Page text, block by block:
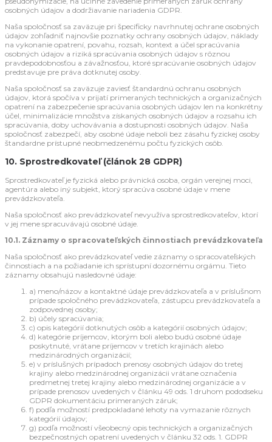
osobných údajov a dodržiavanie nariadenia GDPR.
Naša spoločnosť sa zaväzuje pri špecificky navrhnutej ochrane osobných
údajov zohľadniť najnovšie poznatky ochrany osobných údajov, náklady
na vykonanie opatrení, povahu, rozsah, kontext a účel spracúvania
osobných údajov a riziká spracúvania osobných údajov s rôznou
pravdepodobnosťou a závažnosťou, ktoré spracúvanie osobných údajov
predstavuje pre práva dotknutej osoby.
Naša spoločnosť sa zaväzuje zaviesť štandardnú ochranu osobných
údajov, ktorá spočíva v prijatí primeraných technických a organizačných
opatrení na zabezpečenie spracúvania osobných údajov len na konkrétny
účel, minimalizácie množstva získaných osobných údajov a rozsahu ich
spracúvania, doby uchovávania a dostupnosti osobných údajov. Naša
spoločnosť zabezpečí, aby osobné údaje neboli bez zásahu fyzickej osoby
štandardne prístupné neobmedzenému počtu fyzických osôb.
10. Sprostredkovateľ (článok 28 GDPR)
Sprostredkovateľ je fyzická alebo právnická osoba, orgán verejnej moci,
agentúra alebo iný subjekt, ktorý spracúva osobné údaje v mene
prevádzkovateľa.
Naša spoločnosť ako prevádzkovateľ nevyužíva sprostredkovateľov, ktorí
v jej mene spracuvávajú osobné údaje.
10.1. Záznamy o spracovateľských činnostiach prevádzkovateľa
Naša spoločnosť ako prevádzkovateľ vedie záznamy o spracovateľských
činnostiach a na požiadanie ich sprístupní dozornému orgámu. Tieto
záznamy obsahujú nasledovné údaje:
a) meno/názov a kontaktné údaje prevádzkovateľa a v príslušnom
prípade spoločného prevádzkovateľa, zástupcu prevádzkovateľa a
zodpovednej osoby;
b) účely spracúvania;
c) opis kategórií dotknutých osôb a kategórií osobných údajov;
d) kategórie príjemcov, ktorým boli alebo budú osobné údaje
poskytnuté, vrátane príjemcov v tretích krajinách alebo
medzinárodných organizácií;
e) v príslušných prípadoch prenosy osobných údajov do tretej
krajiny alebo medzinárodnej organizácii vrátane označenia
predmetnej tretej krajiny alebo medzinárodnej organizácie a v
prípade prenosov uvedených v článku 49 ods. 1 druhom pododseku
GDPR dokumentáciu primeraných záruk;
f) podľa možností predpokladané lehoty na vymazanie rôznych
kategórií údajov;
g) podľa možností všeobecný opis technických a organizačných
bezpečnostných opatrení uvedených v článku 32 ods. 1. GDPR